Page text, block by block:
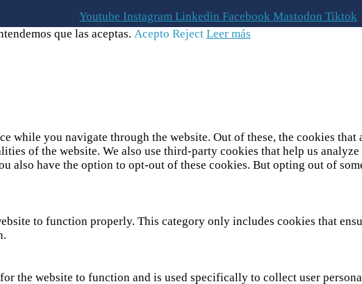
Youtube Instagram Linkedin Facebook Mastodon Tiktok
que las aceptas. Acepto Reject Leer más
while you navigate through the website. Out of these, the cookies that
of the website. We also use third-party cookies that help us
also have the option to opt-out of these cookies. But opting out of
to function properly. This category only includes cookies that
the website to function and is used specifically to collect user